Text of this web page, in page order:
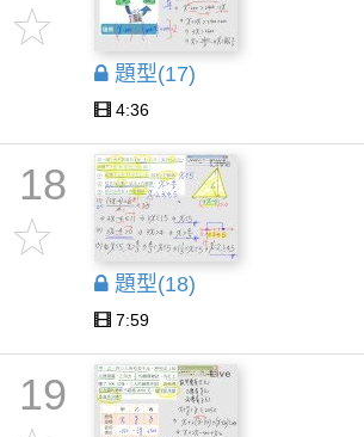
題型(17)
4:36
18
題型(18)
7:59
19